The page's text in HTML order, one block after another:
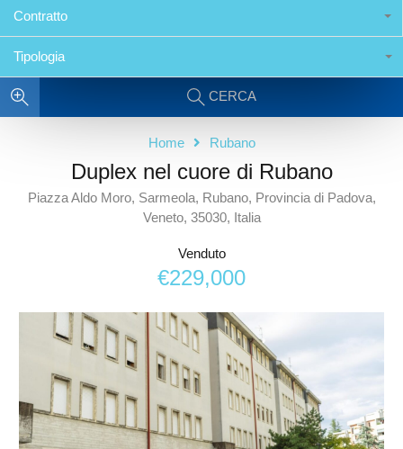
Contratto
Tipologia
CERCA
Home Rubano
Duplex nel cuore di Rubano
Piazza Aldo Moro, Sarmeola, Rubano, Provincia di Padova,
Veneto, 35030, Italia
Venduto
€229,000